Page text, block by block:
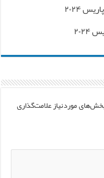
۲۰۲۴
موردنیاز علامت‌گذاری